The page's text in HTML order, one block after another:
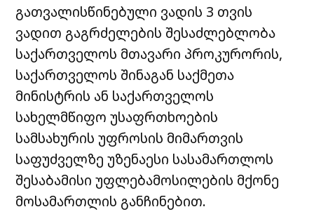
გათვალისწინებული ვადის 3 თვის
ვადით გაგრძელების შესაძლებლობა
საქართველოს მთავარი პროკურორის,
საქართველოს შინაგან საქმეთა
მინისტრის ან საქართველოს
სახელმწიფო უსაფრთხოების
სამსახურის უფროსის მიმართვის
საფუძველზე უზენაესი სასამართლოს
შესაბამისი უფლებამოსილების მქონე
მოსამართლის განჩინებით.